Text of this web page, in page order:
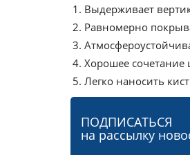
Выдерживает
Равномерно
Хорошее
Легко наносить
ПОДПИСАТЬСЯ
на рассылку